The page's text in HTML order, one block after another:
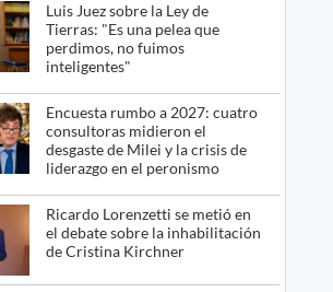
Luis Juez sobre la Ley de
Tierras: "Es una pelea que
perdimos, no fuimos
inteligentes"
Encuesta rumbo a 2027: cuatro
consultoras midieron el
desgaste de Milei y la crisis de
liderazgo en el peronismo
Ricardo Lorenzetti se metió en
el debate sobre la inhabilitación
de Cristina Kirchner